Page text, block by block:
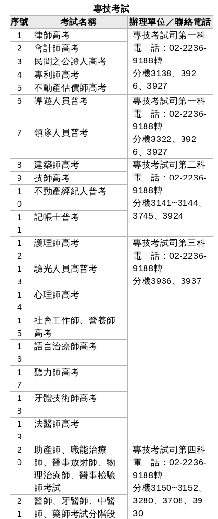
專技考試
序號
考試名稱
辦理單位／聯絡電話
1
律師高考
專技考試司第一科
電 話：02-2236-
9188轉
分機3138、392
6、3927
2
會計師高考
3
民間之公證人高考
4
專利師高考
5
不動產估價師高考
6
導遊人員普考
專技考試司第一科
電 話：02-2236-
9188轉
分機3322、392
6、3927
7 領隊人員普考
8 建築師高考
專技考試司第二科
電 話：02-2236-
9188轉
分機3141~3144、
3745、3924
9
技師高考
1
0
不動產經紀人普考
1
1
記帳士普考
1
2
護理師高考
專技考試司第三科
電 話：02-2236-
9188轉
分機3936、3937
1
3
驗光人員高普考
1
4
心理師高考
1
5
社會工作師、營養師
高考
1
6
語言治療師高考
1
7
聽力師高考
1
8
牙體技術師高考
1
9
法醫師高考
2
0
助產師、職能治療
師、醫事放射師、物
理治療師、醫事檢驗
師考試
專技考試司第四科
電 話：02-2236-
9188轉
分機3150~3152、
3280、3708、39
30
2
1
醫師、牙醫師、中醫
師、藥師考試分階段